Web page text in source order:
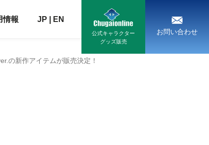
情報 JP EN
公式キャラクター
グッズ販売
お問い合わせ
の新作アイテムが販売決定！